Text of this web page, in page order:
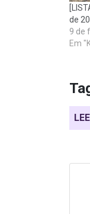
de
9 de
Em